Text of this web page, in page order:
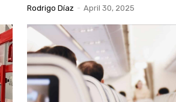
Rodrigo Díaz - April 30, 2025